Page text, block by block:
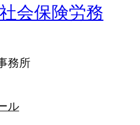
会保険労務
務所
ル